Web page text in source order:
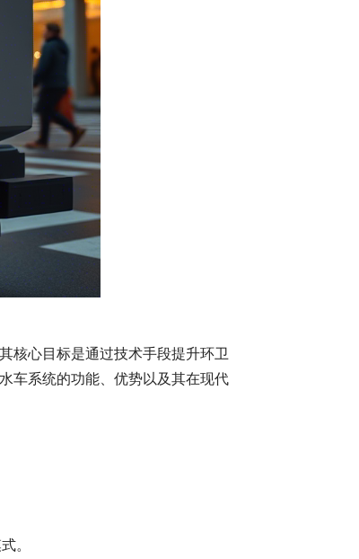
核心目标是通过技术手段提升环卫
车系统的功能、优势以及其在现代
。